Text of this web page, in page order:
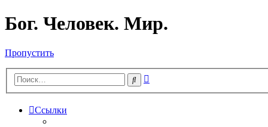
Бог. Человек. Мир.
Пропустить
Поиск
Ссылки